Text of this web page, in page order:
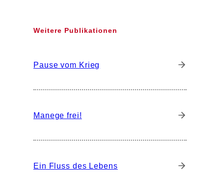
Weitere Publikationen
Pause vom Krieg
Manege frei!
Ein Fluss des Lebens